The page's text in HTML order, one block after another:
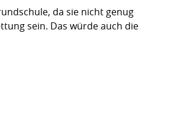
da sie nicht genug
sein. Das würde auch die